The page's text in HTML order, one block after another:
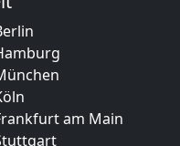
am Main